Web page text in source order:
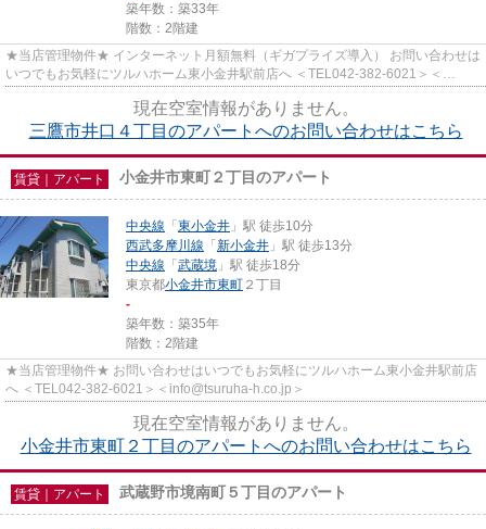
築年数：築33年
階数：2階建
★当店管理物件★ インターネット月額無料（ギガプライズ導入） お問い合わせは
いつでもお気軽にツルハホーム東小金井駅前店へ ＜TEL042-382-6021＞＜
現在空室情報がありません。
三鷹市井口４丁目のアパートへのお問い合わせはこちら
賃貸｜アパート 小金井市東町２丁目のアパート
中央線 「 東小金井 」駅 徒歩10分
西武多摩川線 「 新小金井 」駅 徒歩13分
中央線 「 武蔵境 」駅 徒歩18分
東京都小金井市東町 ２丁目
-
築年数：築35年
階数：2階建
★当店管理物件★ お問い合わせはいつでもお気軽にツルハホーム東小金井駅前店
へ ＜TEL042-382-6021＞＜info@tsuruha-h.co.jp＞
現在空室情報がありません。
小金井市東町２丁目のアパートへのお問い合わせはこちら
賃貸｜アパート 武蔵野市境南町５丁目のアパート